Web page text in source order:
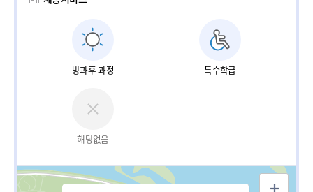
방과후 과정 특수학급
해당없음